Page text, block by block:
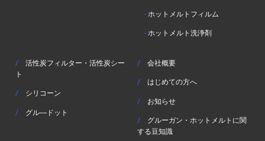
- ホットメルトフィルム
-ホットメルト洗浄剤
/ 活性炭フィルター・活性炭シー
ト
/ シリコーン
/ グル―ドット
/ 会社概要
/ はじめての方へ
/ お知らせ
/ グルーガン・ホットメルトに関
する豆知識